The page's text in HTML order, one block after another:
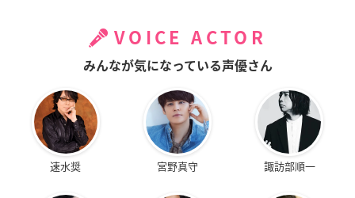
VOICE ACTOR
みんなが気になっている声優さん
速水奨 宮野真守 諏訪部順一